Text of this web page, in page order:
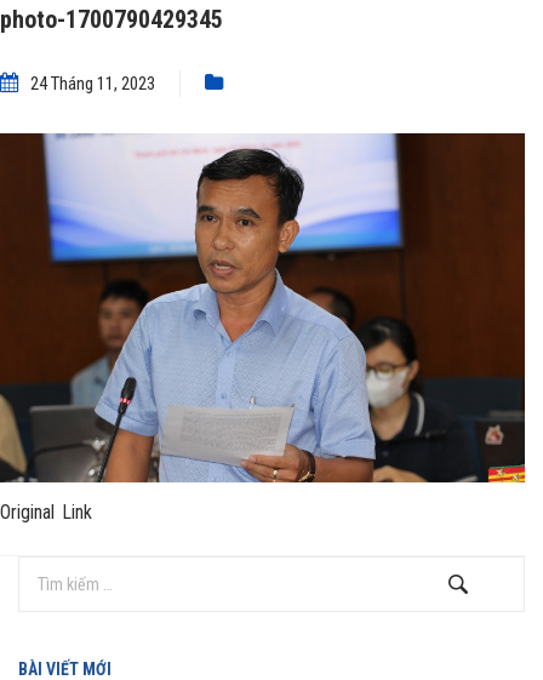
photo-1700790429345
24 Tháng 11, 2023
Original Link
BÀI VIẾT MỚI